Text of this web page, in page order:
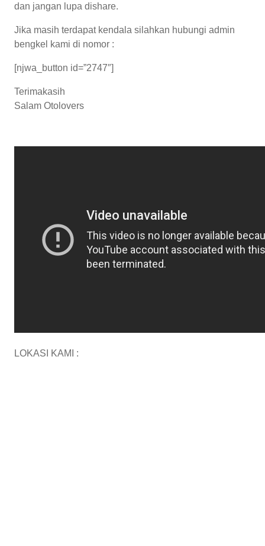
dan jangan lupa dishare.
Jika masih terdapat kendala silahkan hubungi admin
bengkel kami di nomor :
[njwa_button id=”2747″]
Terimakasih
Salam Otolovers
LOKASI KAMI :